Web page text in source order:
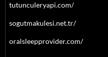
tutunculeryapi.com/
sogutmakulesi.net.tr/
oralsleepprovider.com/